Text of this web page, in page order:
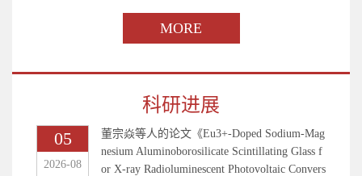
MORE
科研进展
05
2026-08
董宗焱等人的论文《Eu3+-Doped Sodium-Mag
nesium Aluminoborosilicate Scintillating Glass f
or X-ray Radioluminescent Photovoltaic Convers